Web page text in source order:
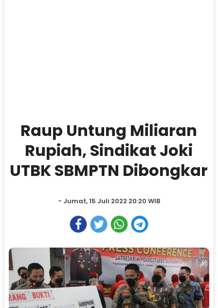
Raup Untung Miliaran
Rupiah, Sindikat Joki
UTBK SBMPTN Dibongkar
- Jumat, 15 Juli 2022 20:20 WIB